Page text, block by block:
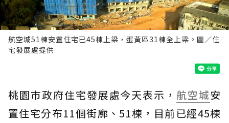
航空城51棟安置住宅已45棟上梁，蛋黃區31棟全上梁。圖／住
宅發展處提供
桃園市政府住宅發展處今天表示， 航空城安
置住宅分布11個街廓、51棟，目前已經45棟